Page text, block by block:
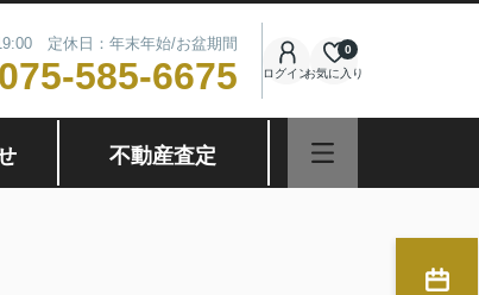
定休日：年末年始/お盆期間
075-585-6675 ログインお気に入り
0
不動産査定